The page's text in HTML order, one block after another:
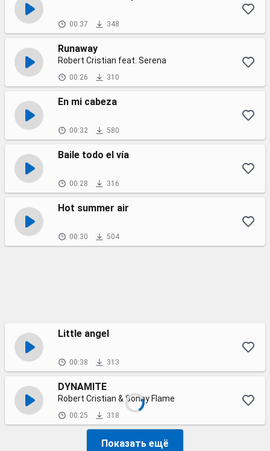
00:37 348
Runaway
Robert Cristian feat. Serena
00:26 310
En mi cabeza
00:32 580
Baile todo el vía
00:28 316
Hot summer air
00:30 504
Little angel
00:38 313
DYNAMITE
Robert Cristian & Sonny Flame
00:25 318
Показать ещё